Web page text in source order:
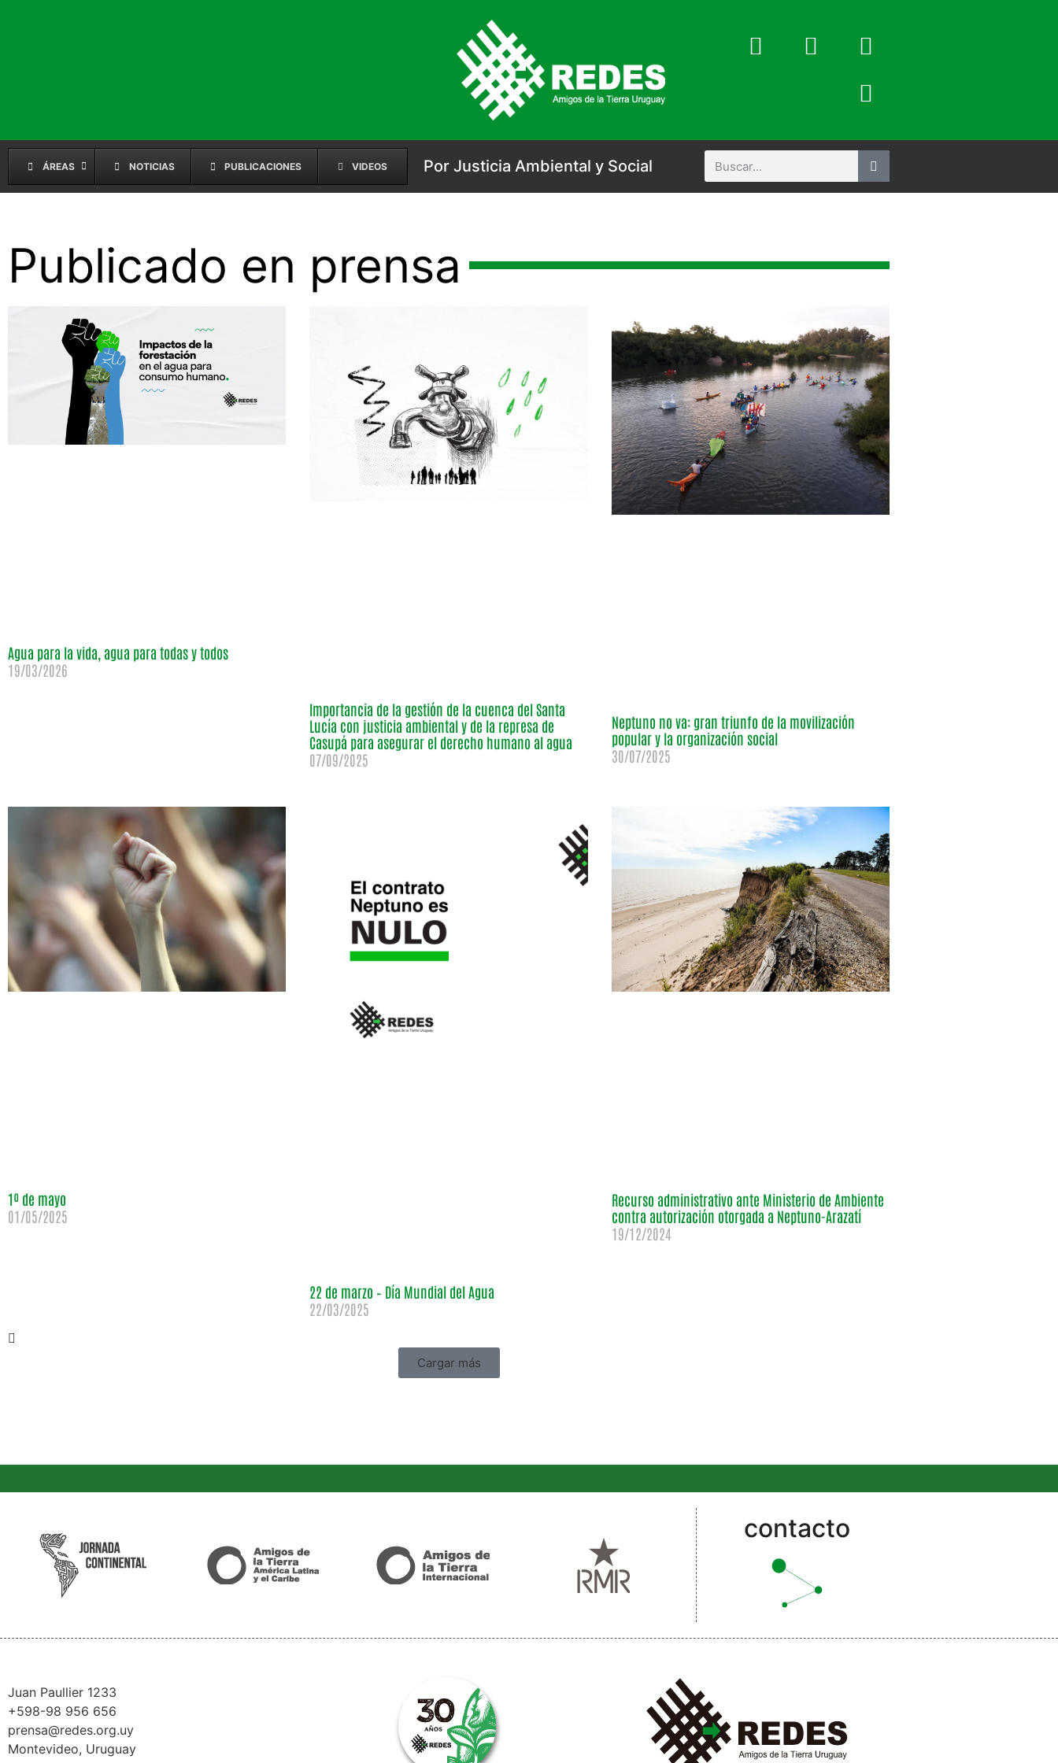
ÁREAS NOTICIAS PUBLICACIONES VIDEOS Por Justicia Ambiental y Social
Publicado en prensa
Agua para la vida, agua para todas y todos
19/03/2026
Importancia de la gestión de la cuenca del Santa
Lucía con justicia ambiental y de la represa de
Casupá para asegurar el derecho humano al agua
07/09/2025
Neptuno no va: gran triunfo de la movilización
popular y la organización social
30/07/2025
1º de mayo
01/05/2025
22 de marzo – Día Mundial del Agua
22/03/2025
Recurso administrativo ante Ministerio de Ambiente
contra autorización otorgada a Neptuno-Arazatí
19/12/2024
Cargar más
contacto
Juan Paullier 1233
+598-98 956 656
prensa@redes.org.uy
Montevideo, Uruguay